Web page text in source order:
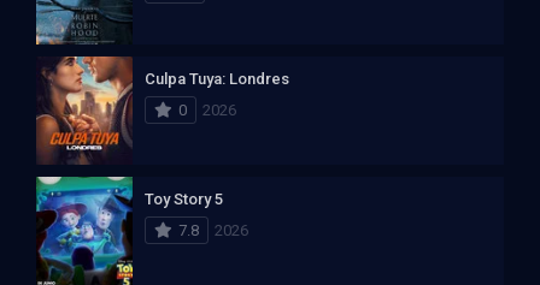
Culpa Tuya: Londres
0
2026
Toy Story 5
7.8
2026